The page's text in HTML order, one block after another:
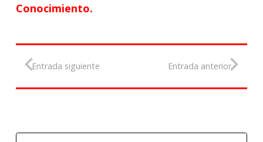
Conocimiento.
Entrada siguiente Entrada anterior